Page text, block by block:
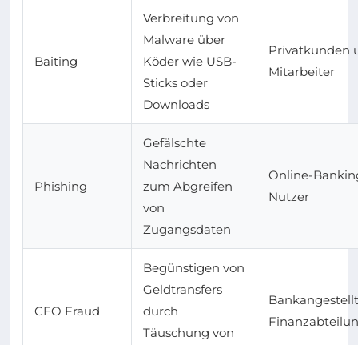
Baiting
Verbreitung von
Malware über
Köder wie USB-
Sticks oder
Downloads
Privatkunden
Mitarbeiter
Phishing
Gefälschte
Nachrichten
zum Abgreifen
von
Zugangsdaten
Online-
Nutzer
CEO Fraud
Begünstigen von
Geldtransfers
durch
Täuschung von